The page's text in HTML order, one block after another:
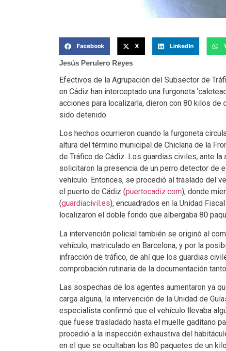
Facebook X LinkedIn
Jesús Perulero Reyes
Efectivos de la Agrupación del Subsector de
en Cádiz han interceptado una furgoneta
acciones para localizarla, dieron con 80 kilos de
sido detenido.
Los hechos ocurrieron cuando la furgoneta
altura del término municipal de Chiclana de la
de Tráfico de Cádiz. Los guardias civiles, ante
solicitaron la presencia de un perro detector de
vehículo. Entonces, se procedió al traslado del
el puerto de Cádiz (puertocadiz.com), donde
(guardiacivil.es), encuadrados en la Unidad
localizaron el doble fondo que albergaba 80
La intervención policial también se originó al
vehículo, matriculado en Barcelona, y por la
infracción de tráfico, de ahí que los guardias
comprobación rutinaria de la documentación
Las sospechas de los agentes aumentaron ya
carga alguna, la intervención de la Unidad de
especialista confirmó que el vehículo llevaba
que fuese trasladado hasta el muelle gaditano
procedió a la inspección exhaustiva del
en el que se ocultaban los 80 paquetes de un